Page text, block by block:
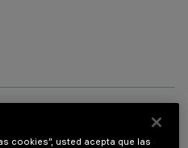
cookies”, usted acepta que las